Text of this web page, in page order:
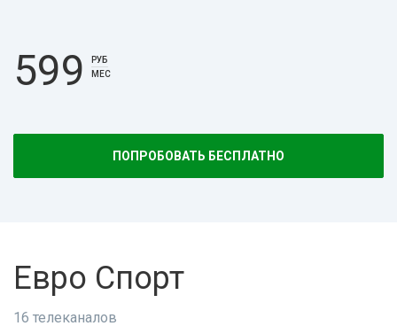
599
РУБ
МЕС
ПОПРОБОВАТЬ БЕСПЛАТНО
Евро Спорт
16 телеканалов